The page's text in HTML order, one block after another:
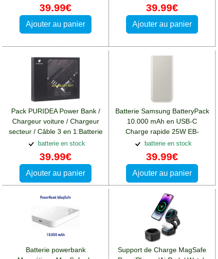
39.99€
Ajouter au panier
39.99€
Ajouter au panier
Pack PURIDEA Power Bank /
Chargeur voiture / Chargeur
secteur / Câble 3 en 1:Batterie
Wiko View 4 Lite
batterie en stock
39.99€
Ajouter au panier
Batterie Samsung BatteryPack
10.000 mAh en USB-C
Charge rapide 25W EB-
P3400XUEGEU:Batterie Wiko
View 4 Lite
batterie en stock
39.99€
Ajouter au panier
Batterie powerbank
Support de Charge MagSafe